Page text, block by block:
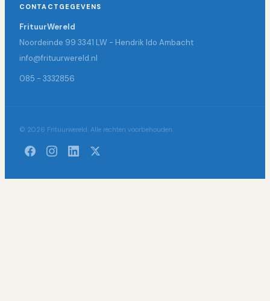
CONTACTGEGEVENS
FrituurWereld
Noordeinde 99 3341 LW - Hendrik Ido Ambacht
info@frituurwereld.nl
085 - 3332856
© 2026 Frituurwereld. Alle rechten voorbehouden.